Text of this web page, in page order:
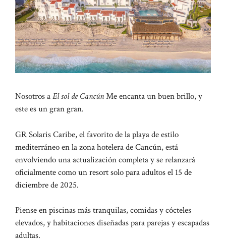
Nosotros aEl sol de CancúnMe encanta un buen brillo, y
este es un gran gran.
GR Solaris Caribe, el favorito de la playa de estilo
mediterráneo en la zona hotelera de Cancún, está
envolviendo una actualización completa y se relanzará
oficialmente como un resort solo para adultos el 15 de
diciembre de 2025.
Piense en piscinas más tranquilas, comidas y cócteles
elevados, y habitaciones diseñadas para parejas y escapadas
adultas.